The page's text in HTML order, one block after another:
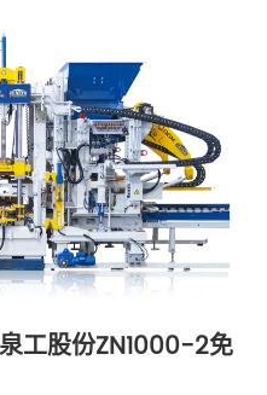
工股份ZN1000-2免